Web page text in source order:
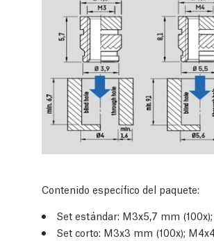
Contenido específico del paquete:
Set estándar: M3x5,7 mm
Set corto: M3x3 mm (100x);